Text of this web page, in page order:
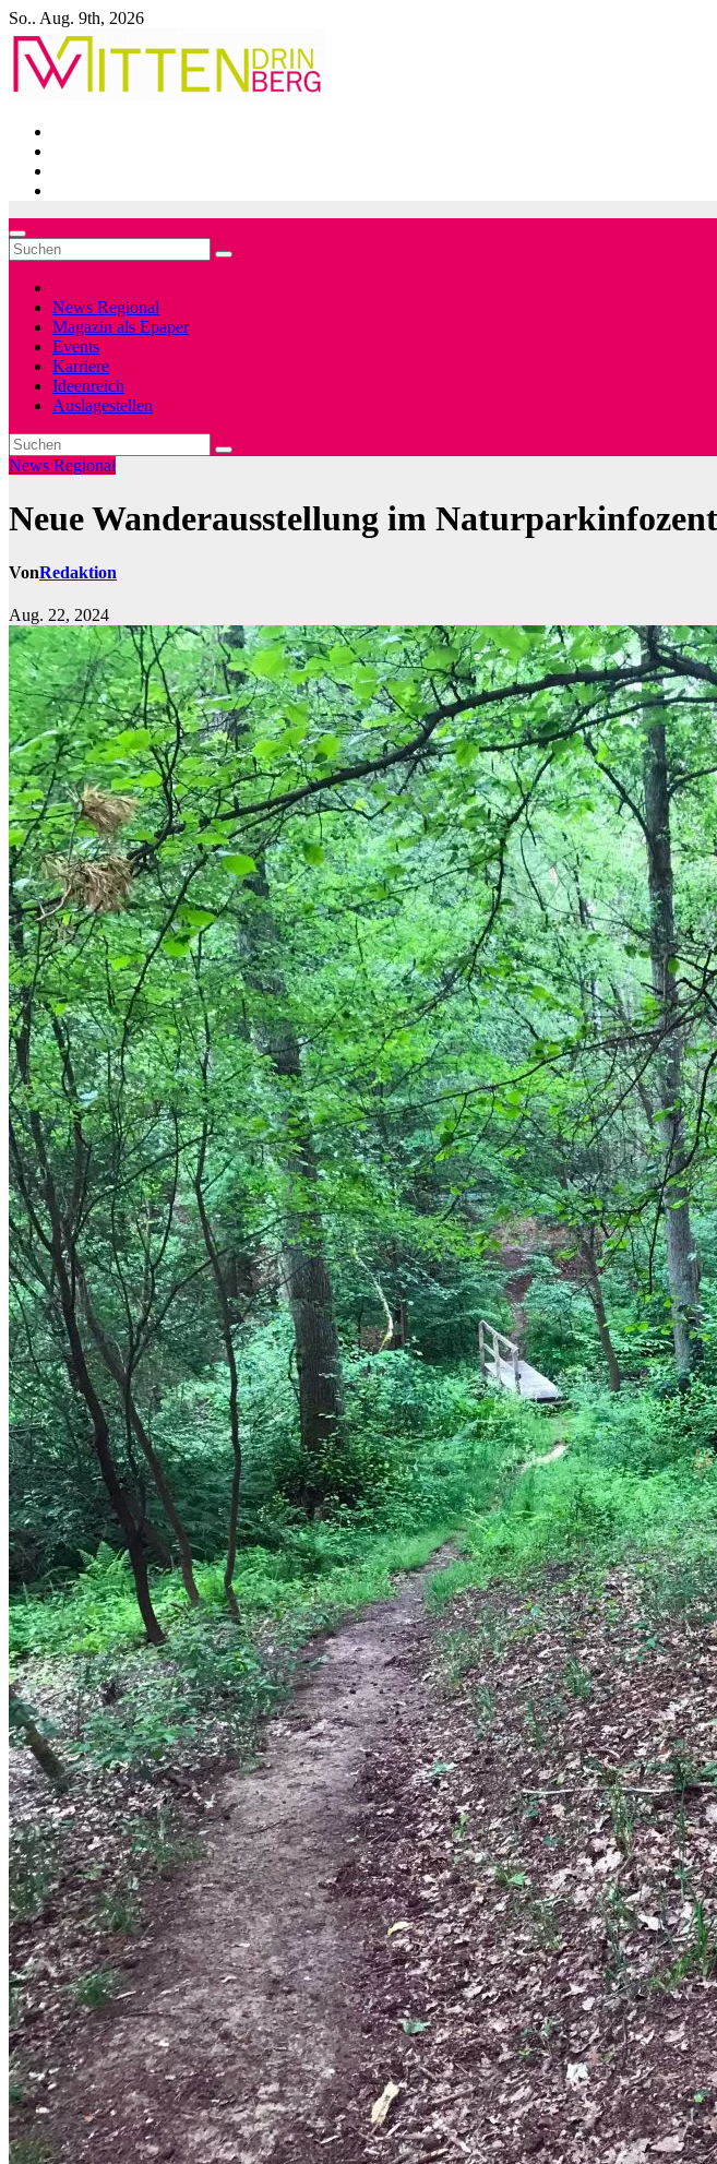
Zum
Inhalt
springen
So.. Aug. 9th, 2026
News Regional
Magazin als Epaper
Events
Karriere
Ideenreich
Auslagestellen
News Regional
Neue Wanderausstellung im
VonRedaktion
Aug. 22, 2024